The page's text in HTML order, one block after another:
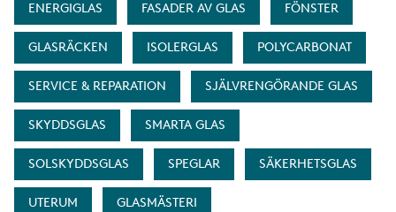
ENERGIGLAS FASADER AV GLAS FÖNSTER
GLASRÄCKEN ISOLERGLAS POLYCARBONAT
SERVICE & REPARATION SJÄLVRENGÖRANDE GLAS
SKYDDSGLAS SMARTA GLAS
SOLSKYDDSGLAS SPEGLAR SÄKERHETSGLAS
UTERUM GLASMÄSTERI